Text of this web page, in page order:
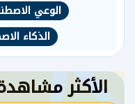
الوعي
الذكاء
الأكثر